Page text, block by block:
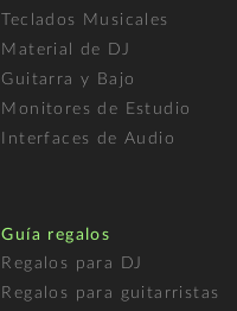
Teclados Musicales
Material de DJ
Guitarra y Bajo
Monitores de Estudio
Interfaces de Audio
Guía regalos
Regalos para DJ
Regalos para guitarristas